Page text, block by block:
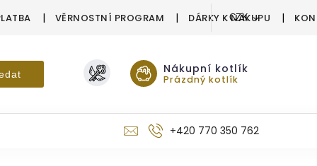
VĚRNOSTNÍ PROGRAM DÁRKY K NÁKUPU
CZK
Nákupní kotlík
Prázdný kotlík
+420 770 350 762